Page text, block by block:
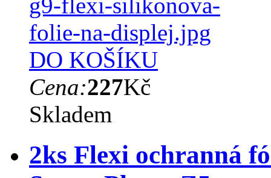
DO KOŠÍKU
Cena:227Kč
Skladem
2ks Flexi ochranná